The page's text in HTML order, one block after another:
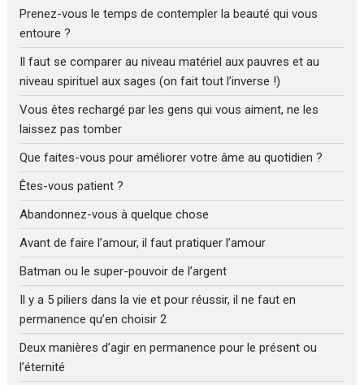
Prenez-vous le temps de contempler la beauté qui vous
entoure ?
Il faut se comparer au niveau matériel aux pauvres et au
niveau spirituel aux sages (on fait tout l’inverse !)
Vous êtes rechargé par les gens qui vous aiment, ne les
laissez pas tomber
Que faites-vous pour améliorer votre âme au quotidien ?
Êtes-vous patient ?
Abandonnez-vous à quelque chose
Avant de faire l’amour, il faut pratiquer l’amour
Batman ou le super-pouvoir de l’argent
Il y a 5 piliers dans la vie et pour réussir, il ne faut en
permanence qu’en choisir 2
Deux manières d’agir en permanence pour le présent ou
l’éternité